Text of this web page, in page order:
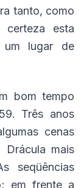
tanto, como
certeza esta
um lugar de
bom tempo
Três anos
cenas
mais
seqüências
em frente a